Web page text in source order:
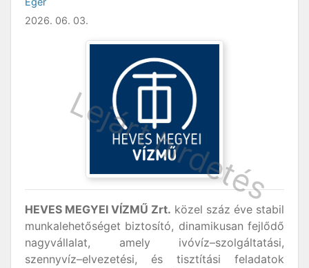
2026. 06. 03.
HEVES MEGYEI VÍZMŰ Zrt. közel száz éve stabil
munkalehetőséget biztosító, dinamikusan fejlődő
nagyvállalat, amely ivóvíz–szolgáltatási,
szennyvíz–elvezetési, és tisztítási feladatok